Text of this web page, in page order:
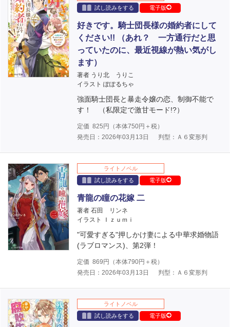
試し読みをする 電子版
好きです。騎士団長様の婚約者にして
ください!! （あれ？ 一方通行だと思
っていたのに、最近視線が熱い気がし
ます）
著者 うり北 うりこ
イラスト ぽぽるちゃ
強面騎士団長と暴走令嬢の恋、制御不能で
す！ （私限定で激甘モード!?）
定価 825 円（本体750円＋税）
発売日：2026年03月13日
判型：Ａ６変形判
ライトノベル
試し読みをする
電子版
青龍の瞳の花嫁 二
著者 石田 リンネ
イラスト Ｉｚｕｍｉ
"可愛すぎる"押しかけ妻による中華求婚物語
(ラブロマンス)、第2弾！
定価 869 円（本体790円＋税）
発売日：2026年03月13日
判型：Ａ６変形判
ライトノベル
試し読みをする
電子版